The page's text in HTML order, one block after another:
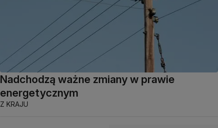
Nadchodzą ważne zmiany w prawie
energetycznym
Z KRAJU